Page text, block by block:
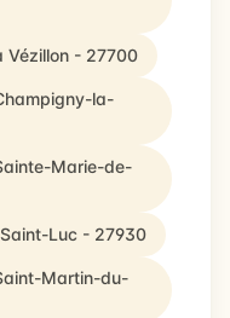
Vézillon - 27700
la-
Marie-de-
Luc - 27930
Martin-du-